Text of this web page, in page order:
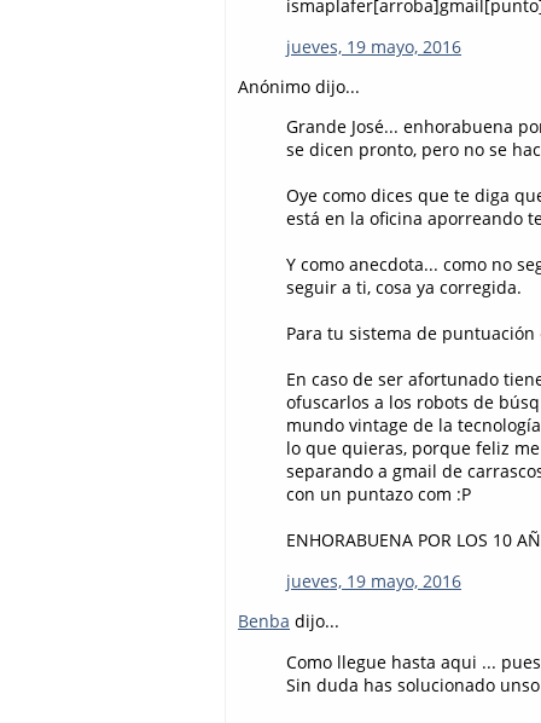
jueves, 19 mayo, 2016
Anónimo dijo...
Grande José... enhorabuena
se dicen pronto, pero no se
Oye como dices que te diga
está en la oficina aporreando
Y como anecdota... como no
seguir a ti, cosa ya corregida.
Para tu sistema de puntuación
En caso de ser afortunado
ofuscarlos a los robots de
mundo vintage de la
lo que quieras, porque feliz
separando a gmail de
con un puntazo com :P
ENHORABUENA POR LOS 10
jueves, 19 mayo, 2016
Benba dijo...
Como llegue hasta aqui ...
Sin duda has solucionado